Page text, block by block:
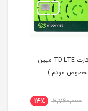
سیمکارت ایرانسل FDD/5G
/4.5G با همراه آی پی
اینترنت 1000 گیگ یکساله
26,400,000 19٪